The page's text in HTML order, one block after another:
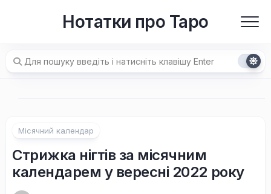
Нотатки про Таро
Місячний календар
Стрижка нігтів за місячним
календарем у вересні 2022 року